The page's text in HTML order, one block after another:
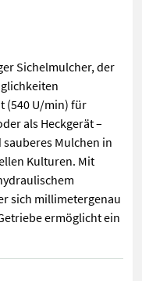
Sichelmulcher, der
(540 U/min) für
als Heckgerät –
Mulchen in
Kulturen. Mit
sich millimetergenau
ermöglicht ein
cm Arbeitsbreite,